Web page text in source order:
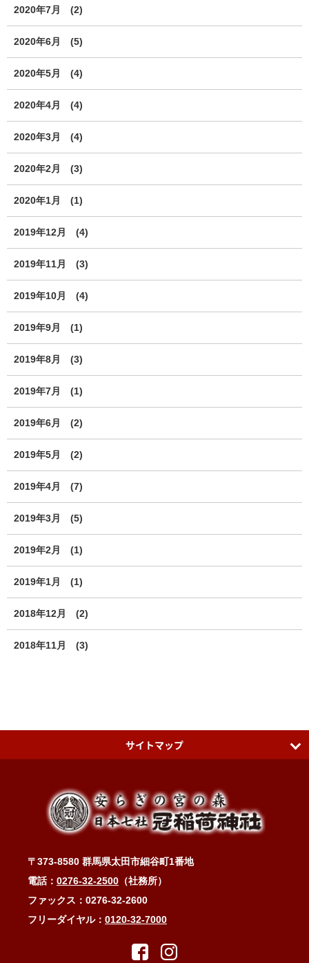
2020年7月 (2)
2020年6月 (5)
2020年5月 (4)
2020年4月 (4)
2020年3月 (4)
2020年2月 (3)
2020年1月 (1)
2019年12月 (4)
2019年11月 (3)
2019年10月 (4)
2019年9月 (1)
2019年8月 (3)
2019年7月 (1)
2019年6月 (2)
2019年5月 (2)
2019年4月 (7)
2019年3月 (5)
2019年2月 (1)
2019年1月 (1)
2018年12月 (2)
2018年11月 (3)
サイトマップ
日本七社 冠稲荷神社
ティアラグリーンパレス
アクセスMAP
冠稲荷神社ブログ
お問い合わせ・ご祈祷予約
縁結びと冠稲荷の木瓜の花
〒373-8580 群馬県太田市細谷町1番地
電話： 0276-32-2500 （社務所）
ファックス：0276-32-2600
フリーダイヤル： 0120-32-7000